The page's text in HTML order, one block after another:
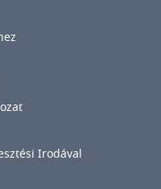
Irodával